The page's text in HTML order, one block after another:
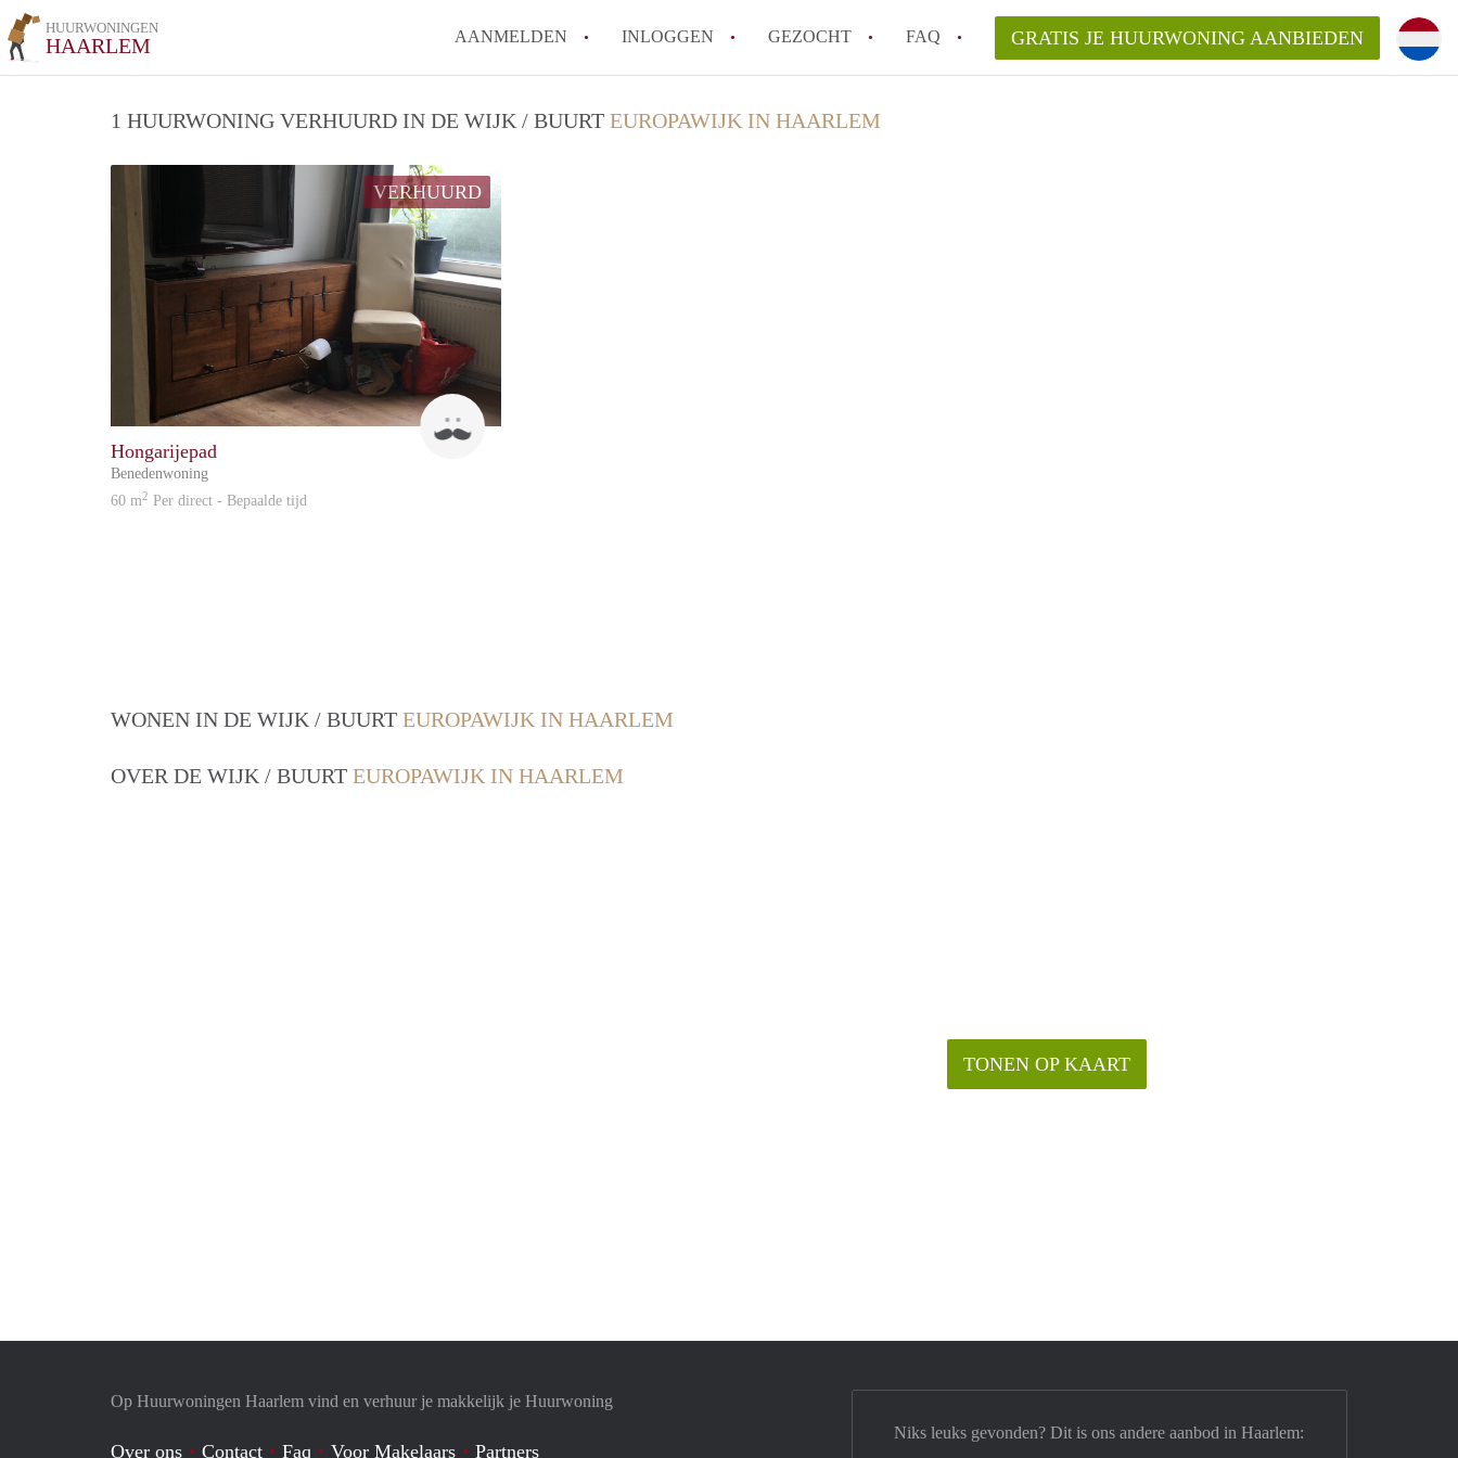
HUURWONINGEN
HAARLEM AANMELDEN INLOGGEN GEZOCHT FAQ GRATIS JE HUURWONING AANBIEDEN
1 HUURWONING VERHUURD IN DE WIJK / BUURT EUROPAWIJK IN HAARLEM
VERHUURD
Hongarijepad
Benedenwoning
60 m2 Per direct - Bepaalde tijd
WONEN IN DE WIJK / BUURT EUROPAWIJK IN HAARLEM
OVER DE WIJK / BUURT EUROPAWIJK IN HAARLEM
TONEN OP KAART
Op Huurwoningen Haarlem vind en verhuur je makkelijk je Huurwoning
Over ons Contact Faq Voor Makelaars Partners
Niks leuks gevonden? Dit is ons andere aanbod in Haarlem: